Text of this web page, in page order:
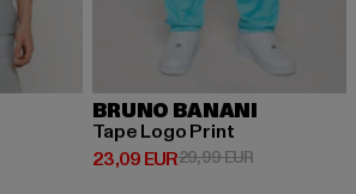
en promotion: 24,99 EUR
BRUNO BANANI
Tape Logo Print
23,09 EUR
Prix courant: 23,09 EUR
29,99 EURPrix en